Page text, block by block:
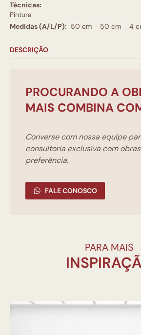
Técnicas:
Pintura
Medidas (A/L/P): 50 cm 50 cm 4
DESCRIÇÃO
PROCURANDO A
MAIS COMBINA
Converse com nossa equipe
consultoria exclusíva com
preferência.
FALE CONOSCO
PARA MAIS